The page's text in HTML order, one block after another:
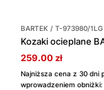
BARTEK / T-973980/1LG
259.00 zł
Najniższa cena z 30 dni
wprowadzeniem